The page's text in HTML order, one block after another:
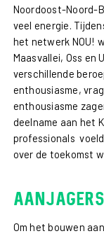
Noordoost-Noord-
veel energie.
het netwerk NOU!
Maasvallei, Oss en
verschillende
enthousiasme,
enthousiasme
deelname aan het
professionals
over de toekomst
Aanjagers
Om het bouwen